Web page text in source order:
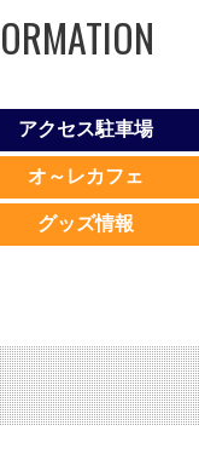
アクセス駐車場
オ～レカフェ
グッズ情報